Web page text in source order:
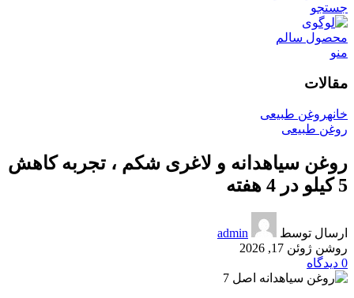
جستجو
منو
مقالات
خانهروغن طبیعی
روغن طبیعی
روغن سیاهدانه و لاغری شکم ، تجربه کاهش
5 کیلو در 4 هفته
ارسال توسط
admin
روشن ژوئن 17, 2026
0 دیدگاه